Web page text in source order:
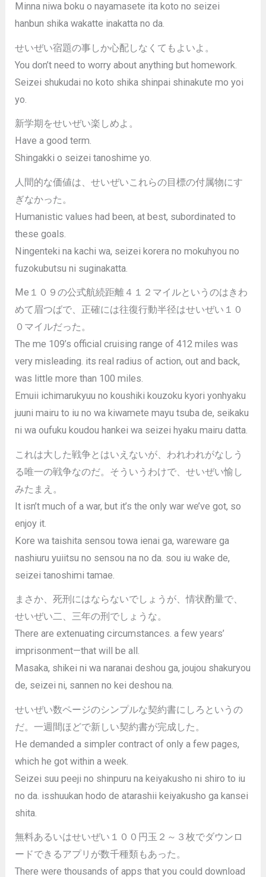
Minna niwa boku o nayamasete ita koto no seizei
hanbun shika wakatte inakatta no da.
せいぜい宿題の事しか心配しなくてもよいよ。
You don’t need to worry about anything but homework.
Seizei shukudai no koto shika shinpai shinakute mo yoi
yo.
新学期をせいぜい楽しめよ。
Have a good term.
Shingakki o seizei tanoshime yo.
人間的な価値は、せいぜいこれらの目標の付属物にす
ぎなかった。
Humanistic values had been, at best, subordinated to
these goals.
Ningenteki na kachi wa, seizei korera no mokuhyou no
fuzokubutsu ni suginakatta.
Me１０９の公式航続距離４１２マイルというのはきわ
めて眉つばで、正確には往復行動半径はせいぜい１０
０マイルだった。
The me 109’s official cruising range of 412 miles was
very misleading. its real radius of action, out and back,
was little more than 100 miles.
Emuii ichimarukyuu no koushiki kouzoku kyori yonhyaku
juuni mairu to iu no wa kiwamete mayu tsuba de, seikaku
ni wa oufuku koudou hankei wa seizei hyaku mairu datta.
これは大した戦争とはいえないが、われわれがなしう
る唯一の戦争なのだ。そういうわけで、せいぜい愉し
みたまえ。
It isn’t much of a war, but it’s the only war we’ve got, so
enjoy it.
Kore wa taishita sensou towa ienai ga, wareware ga
nashiuru yuiitsu no sensou na no da. sou iu wake de,
seizei tanoshimi tamae.
まさか、死刑にはならないでしょうが、情状酌量で、
せいぜい二、三年の刑でしょうな。
There are extenuating circumstances. a few years’
imprisonment—that will be all.
Masaka, shikei ni wa naranai deshou ga, joujou shakuryou
de, seizei ni, sannen no kei deshou na.
せいぜい数ページのシンプルな契約書にしろというの
だ。一週間ほどで新しい契約書が完成した。
He demanded a simpler contract of only a few pages,
which he got within a week.
Seizei suu peeji no shinpuru na keiyakusho ni shiro to iu
no da. isshuukan hodo de atarashii keiyakusho ga kansei
shita.
無料あるいはせいぜい１００円玉２～３枚でダウンロ
ードできるアプリが数千種類もあった。
There were thousands of apps that you could download